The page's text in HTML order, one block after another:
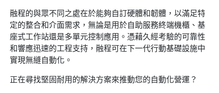
融程的與眾不同之處在於能夠自訂硬體和韌體，以滿足特
定的整合和介面需求，無論是用於自助服務終端機櫃、基
座式工作站還是多單元控制應用。憑藉久經考驗的可靠性
和響應迅速的工程支持，融程可在下一代行動基礎設施中
實現無縫自動化。
正在尋找堅固耐用的解決方案來推動您的自動化營運？